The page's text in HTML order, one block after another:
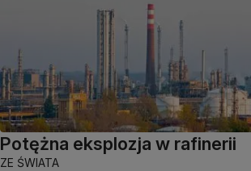
Potężna eksplozja w rafinerii
ZE ŚWIATA